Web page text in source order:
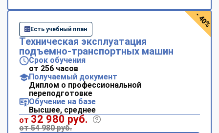
Есть учебный план
Техническая эксплуатация
подъемно-транспортных машин
Срок обучения
от 256 часов
Получаемый документ
Диплом о профессиональной
переподготовке
Обучение на базе
Высшее, среднее
от 32 980 руб.
от 54 980 руб.
- 40%